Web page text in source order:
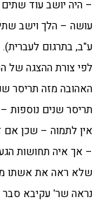
– היה יושב עוד
עושה – הלך וישב
ע"ב, בתרגום לעברית).
לפי צורת ההצגה של
האהובה מזה תריסר
תריסר שנים
אין לתמוה – שכן אם
– אך איה תחושות
שלא ראה את אשתו
נראה שר' עקיבא סבר